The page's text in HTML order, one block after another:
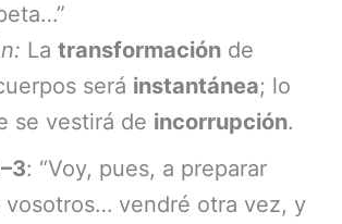
La transformación de
será instantánea; lo
se vestirá de incorrupción.
: “Voy, pues, a preparar
vosotros… vendré otra vez, y